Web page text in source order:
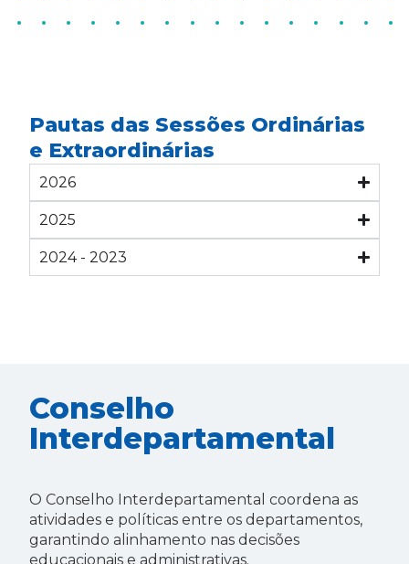
Pautas das Sessões Ordinárias
e Extraordinárias
2026
2025
2024 - 2023
Conselho
Interdepartamental
O Conselho Interdepartamental coordena as
atividades e políticas entre os departamentos,
garantindo alinhamento nas decisões
educacionais e administrativas.